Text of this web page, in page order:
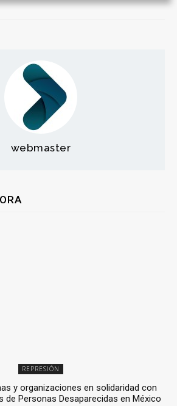
webmaster
REPRESIÓN
y organizaciones en solidaridad con
de Personas Desaparecidas en México